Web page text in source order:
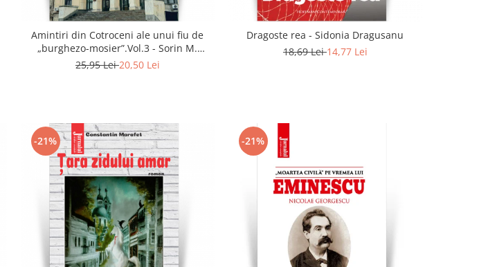
Amintiri din Cotroceni ale unui fiu de
„burghezo-mosier”.Vol.3 - Sorin M.
Radulescu
25,95 Lei20,50 Lei
Dragoste rea - Sidonia Dragusanu
18,69 Lei14,77 Lei
-21% -21%